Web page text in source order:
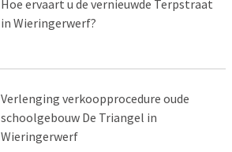
Hoe ervaart u de vernieuwde Terpstraat
in Wieringerwerf?
Verlenging verkoopprocedure oude
schoolgebouw De Triangel in
Wieringerwerf